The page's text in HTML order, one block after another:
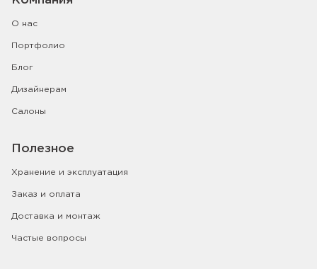
О нас
Портфолио
Блог
Дизайнерам
Салоны
Полезное
Хранение и эксплуатация
Заказ и оплата
Доставка и монтаж
Частые вопросы